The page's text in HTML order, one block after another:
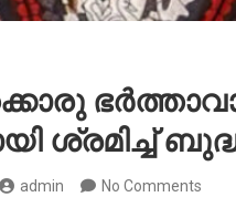
ശ്രമിച്ച്
admin No Comments